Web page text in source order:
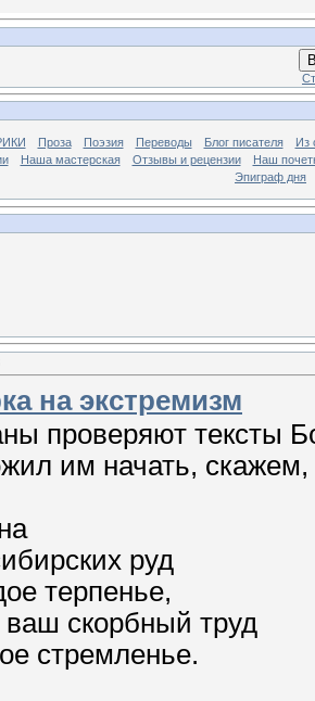
Проза Поэзия Переводы Блог писателя
Из
Наша мастерская Отзывы и рецензии
Наш
Эпиграф дня
на экстремизм
проверяют тексты
им начать,
руд
терпенье,
скорбный труд
стремленье.